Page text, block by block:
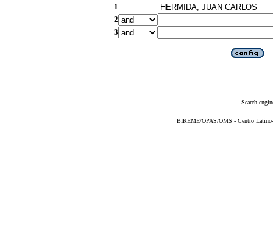
1
2
3
Search
BIREME/OPAS/OMS - Centro Latino-